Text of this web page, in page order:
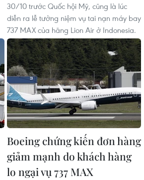
30/10 trước Quốc hội Mỹ, cũng là lúc
diễn ra lễ tưởng niệm vụ tai nạn máy bay
737 MAX của hãng Lion Air ở Indonesia.
Boeing chứng kiến đơn hàng
giảm mạnh do khách hàng
lo ngại vụ 737 MAX